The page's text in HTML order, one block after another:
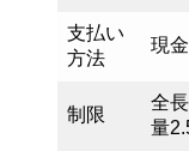
支払い
方法
現
制限
全
量